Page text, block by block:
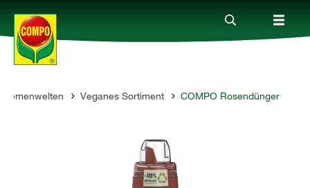
Produkte Veganes Sortiment COMPO Rosendünger